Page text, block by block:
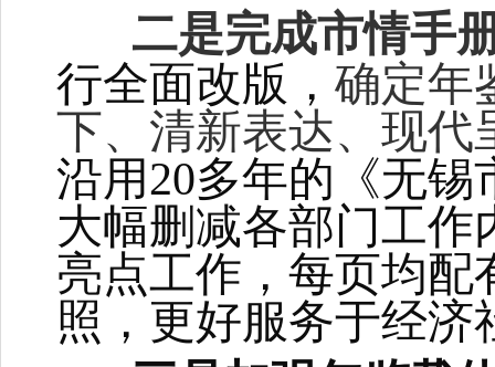
二是完成市情手
行全面改版， 确定年
下、清新表达、现代
沿用20多年的《无锡
大幅删减各部门工作
亮点工作，每页均配
照，更好服务于经济